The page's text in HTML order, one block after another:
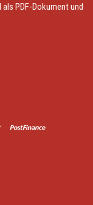
PDF-Dokument und